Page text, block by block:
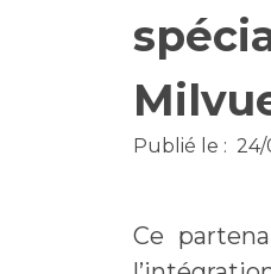
Publié le : 24/
Ce